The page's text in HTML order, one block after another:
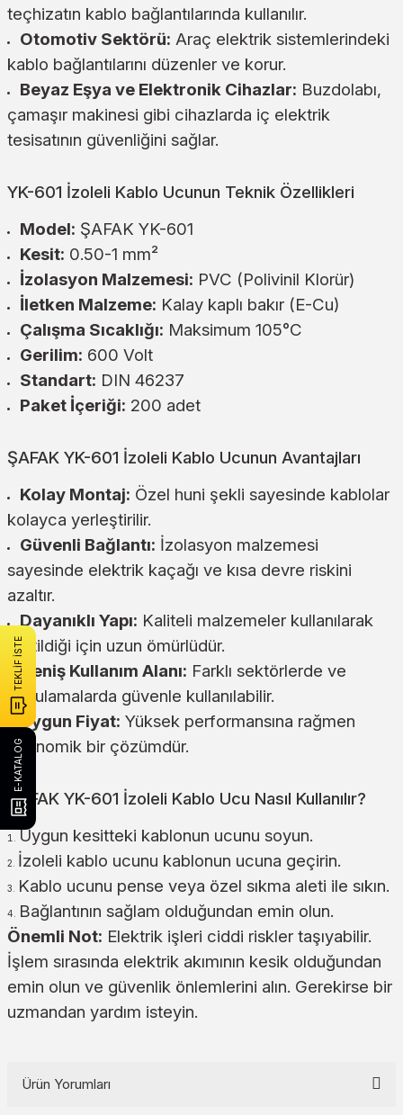
teçhizatın kablo bağlantılarında kullanılır.
Otomotiv Sektörü: Araç elektrik sistemlerindeki
kablo bağlantılarını düzenler ve korur.
Beyaz Eşya ve Elektronik Cihazlar: Buzdolabı,
çamaşır makinesi gibi cihazlarda iç elektrik
tesisatının güvenliğini sağlar.
YK-601 İzoleli Kablo Ucunun Teknik Özellikleri
Model: ŞAFAK YK-601
Kesit: 0.50-1 mm²
İzolasyon Malzemesi: PVC (Polivinil Klorür)
İletken Malzeme: Kalay kaplı bakır (E-Cu)
Çalışma Sıcaklığı: Maksimum 105°C
Gerilim: 600 Volt
Standart: DIN 46237
Paket İçeriği: 200 adet
ŞAFAK YK-601 İzoleli Kablo Ucunun Avantajları
Kolay Montaj: Özel huni şekli sayesinde kablolar
kolayca yerleştirilir.
Güvenli Bağlantı: İzolasyon malzemesi
sayesinde elektrik kaçağı ve kısa devre riskini
azaltır.
Dayanıklı Yapı: Kaliteli malzemeler kullanılarak
üretildiği için uzun ömürlüdür.
Geniş Kullanım Alanı: Farklı sektörlerde ve
uygulamalarda güvenle kullanılabilir.
Uygun Fiyat: Yüksek performansına rağmen
ekonomik bir çözümdür.
ŞAFAK YK-601 İzoleli Kablo Ucu Nasıl Kullanılır?
Uygun kesitteki kablonun ucunu soyun.
İzoleli kablo ucunu kablonun ucuna geçirin.
Kablo ucunu pense veya özel sıkma aleti ile sıkın.
Bağlantının sağlam olduğundan emin olun.
Önemli Not: Elektrik işleri ciddi riskler taşıyabilir.
İşlem sırasında elektrik akımının kesik olduğundan
emin olun ve güvenlik önlemlerini alın. Gerekirse bir
uzmandan yardım isteyin.
Ürün Yorumları
TEKLİF İSTE
E-KATALOG